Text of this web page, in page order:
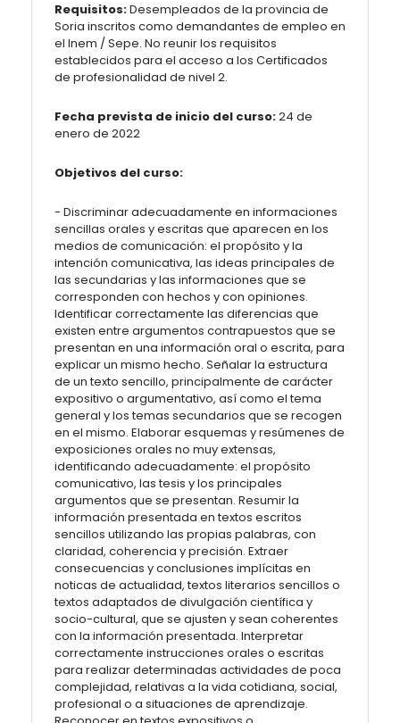
Requisitos:Desempleados de la provincia de
Soria inscritos como demandantes de empleo en
el Inem / Sepe. No reunir los requisitos
establecidos para el acceso a los Certificados
de profesionalidad de nivel 2.
Fecha prevista de inicio del curso:24 de
enero de 2022
Objetivos del curso:
- Discriminar adecuadamente en informaciones
sencillas orales y escritas que aparecen en los
medios de comunicación: el propósito y la
intención comunicativa, las ideas principales de
las secundarias y las informaciones que se
corresponden con hechos y con opiniones.
Identificar correctamente las diferencias que
existen entre argumentos contrapuestos que se
presentan en una información oral o escrita, para
explicar un mismo hecho. Señalar la estructura
de un texto sencillo, principalmente de carácter
expositivo o argumentativo, así como el tema
general y los temas secundarios que se recogen
en el mismo. Elaborar esquemas y resúmenes de
exposiciones orales no muy extensas,
identificando adecuadamente: el propósito
comunicativo, las tesis y los principales
argumentos que se presentan. Resumir la
información presentada en textos escritos
sencillos utilizando las propias palabras, con
claridad, coherencia y precisión. Extraer
consecuencias y conclusiones implícitas en
noticas de actualidad, textos literarios sencillos o
textos adaptados de divulgación científica y
socio-cultural, que se ajusten y sean coherentes
con la información presentada. Interpretar
correctamente instrucciones orales o escritas
para realizar determinadas actividades de poca
complejidad, relativas a la vida cotidiana, social,
profesional o a situaciones de aprendizaje.